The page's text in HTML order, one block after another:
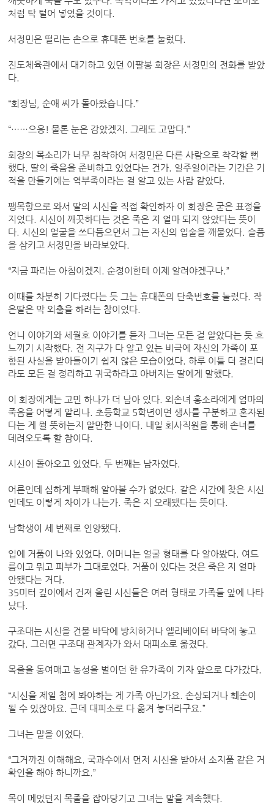
처럼 탁 털어 넣었을 것이다.
서정민은 떨리는 손으로 휴대폰 번호를 눌렀다.
진도체육관에서 대기하고 있던 이팔봉 회장은 서정민의 전화를 받았
다.
“회장님, 순애 씨가 돌아왔습니다.”
“……으응! 물론 눈은 감았겠지. 그래도 고맙다.”
회장의 목소리가 너무 침착하여 서정민은 다른 사람으로 착각할 뻔
했다. 딸의 죽음을 준비하고 있었다는 건가. 일주일이라는 기간은 기
적을 만들기에는 역부족이라는 걸 알고 있는 사람 같았다.
팽목항으로 와서 딸의 시신을 직접 확인하자 이 회장은 굳은 표정을
지었다. 시신이 깨끗하다는 것은 죽은 지 얼마 되지 않았다는 뜻이
다. 시신의 얼굴을 쓰다듬으면서 그는 자신의 입술을 깨물었다. 슬픔
을 삼키고 서정민을 바라보았다.
“지금 파리는 아침이겠지. 순정이한테 이제 알려야겠구나.”
이때를 차분히 기다렸다는 듯 그는 휴대폰의 단축번호를 눌렀다. 작
은딸은 막 외출을 하려는 참이었다.
언니 이야기와 세월호 이야기를 듣자 그녀는 모든 걸 알았다는 듯 흐
느끼기 시작했다. 전 지구가 다 알고 있는 비극에 자신의 가족이 포
함된 사실을 받아들이기 쉽지 않은 모습이었다. 하루 이틀 더 걸리더
라도 모든 걸 정리하고 귀국하라고 아버지는 딸에게 말했다.
이 회장에게는 고민 하나가 더 남아 있다. 외손녀 홍소라에게 엄마의
죽음을 어떻게 알리나. 초등학교 5학년이면 생사를 구분하고 혼자된
다는 게 뭘 뜻하는지 알만한 나이다. 내일 회사직원을 통해 손녀를
데려오도록 할 참이다.
시신이 돌아오고 있었다. 두 번째는 남자였다.
어른인데 심하게 부패해 알아볼 수가 없었다. 같은 시간에 찾은 시신
인데도 이렇게 차이가 나는가. 죽은 지 오래됐다는 뜻이다.
남학생이 세 번째로 인양됐다.
입에 거품이 나와 있었다. 어머니는 얼굴 형태를 다 알아봤다. 여드
름이고 뭐고 피부가 그대로였다. 거품이 있다는 것은 죽은 지 얼마
안됐다는 거다.
35미터 깊이에서 건져 올린 시신들은 여러 형태로 가족들 앞에 나타
났다.
구조대는 시신을 건물 바닥에 방치하거나 엘리베이터 바닥에 놓고
갔다. 그러면 구조대 관계자가 와서 대피소로 옮겼다.
목줄을 동여매고 농성을 벌이던 한 유가족이 기자 앞으로 다가갔다.
“시신을 제일 첨에 봐야하는 게 가족 아닌가요. 손상되거나 훼손이
될 수 있잖아요. 근데 대피소로 다 옮겨 놓더라구요.”
그녀는 말을 이었다.
“그거까진 이해해요. 국과수에서 먼저 시신을 받아서 소지품 같은 거
확인을 해야 하니까요.”
목이 메었던지 목줄을 잡아당기고 그녀는 말을 계속했다.